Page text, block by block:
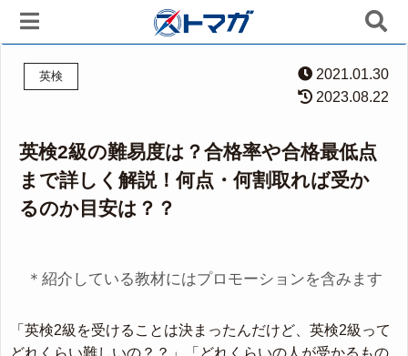
英検
2021.01.30
2023.08.22
英検2級の難易度は？合格率や合格最低点
まで詳しく解説！何点・何割取れば受か
るのか目安は？？
＊紹介している教材にはプロモーションを含みます
「英検2級を受けることは決まったんだけど、英検2級って
どれくらい難しいの？？」「どれくらいの人が受かるもの